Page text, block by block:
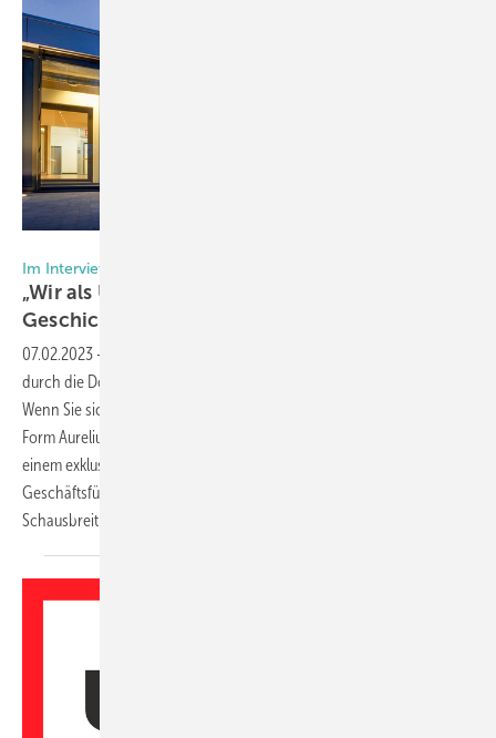
Im Interview mit der Unilux-Geschäftsleitung
„Wir als Unilux verantworten unsere eigenen
Geschicke“
07.02.2023 -
durch die Dovista herausgelöst und an die Aurelius Gruppe verkauft.
Wenn Sie sich jetzt fragen, wie es bei Unilux weitergeht und in welcher
Form Aurelius Einfluss auf die Entwicklungen nimmt: Wir haben in
einem exklusiven Interview viele Antworten erhalten von
Geschäftsführer Konrad Eltz und Marketingleiter Felix
Schausbreitner.